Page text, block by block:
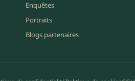
Enquêtes
Portraits
Blogs partenaires